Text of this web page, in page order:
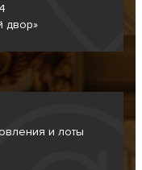
двор»
и лоты